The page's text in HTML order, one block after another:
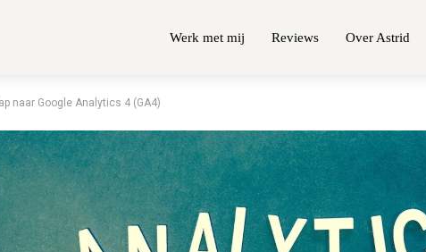
Werk met mij Reviews Over Astrid
naar Google Analytics 4 (GA4)